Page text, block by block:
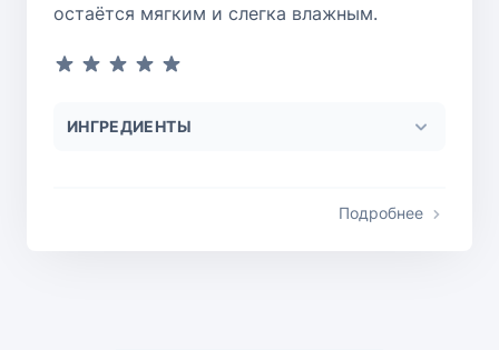
остаётся мягким и слегка влажным.
ИНГРЕДИЕНТЫ
Подробнее